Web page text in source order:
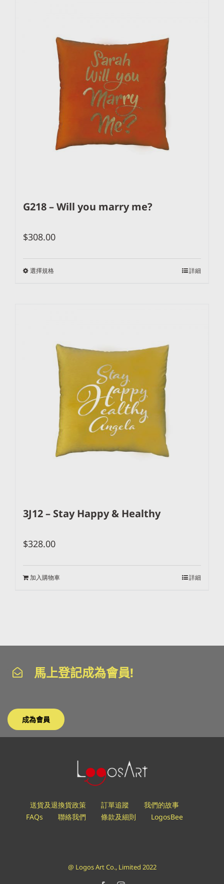
G218 – Will you marry me?
$308.00
選擇規格 詳細
3J12 – Stay Happy & Healthy
$328.00
加入購物車 詳細
馬上登記成為會員!
成為會員
送貨及退換貨政策 訂單追蹤
我們的故事
FAQs
聯絡我們 條款及細則 LogosBee
@ Logos Art Co., Limited 2022